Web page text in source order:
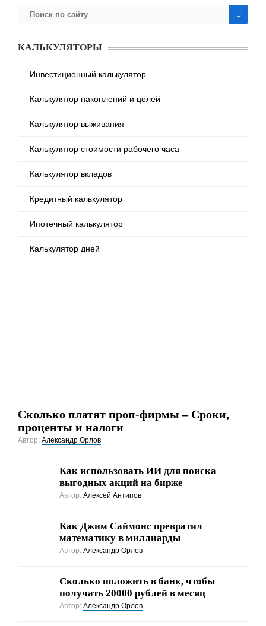
КАЛЬКУЛЯТОРЫ
Инвестиционный калькулятор
Калькулятор накоплений и целей
Калькулятор выживания
Калькулятор стоимости рабочего часа
Калькулятор вкладов
Кредитный калькулятор
Ипотечный калькулятор
Калькулятор дней
Сколько платят проп-фирмы – Сроки,
проценты и налоги
Автор:Александр Орлов
Как использовать ИИ для поиска
выгодных акций на бирже
Автор:Алексей Антипов
Как Джим Саймонс превратил
математику в миллиарды
Автор:Александр Орлов
Сколько положить в банк, чтобы
получать 20000 рублей в месяц
Автор:Александр Орлов